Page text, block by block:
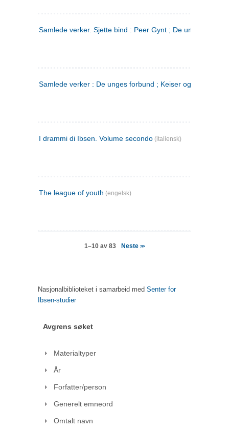
Samlede verker. Sjette bind : Peer Gynt ; De unges
Samlede verker : De unges forbund ; Keiser og Galilæer. 3
I drammi di Ibsen. Volume secondo (italiensk)
The league of youth (engelsk)
1–10 av 83 Neste>>
Nasjonalbiblioteket i samarbeid med Senter for
Ibsen-studier
Avgrens søket
Materialtyper
År
Forfatter/person
Generelt emneord
Omtalt navn